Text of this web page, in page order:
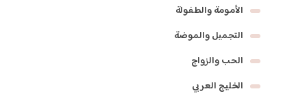
الأمومة والطفولة
التجميل والموضة
الحب والزواج
الخليج العربي